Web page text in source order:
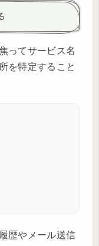
ってサービス名
を特定すること
歴やメール送信